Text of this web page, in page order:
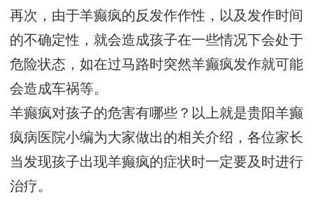
再次，由于羊癫疯的反发作作性，以及发作时间
的不确定性，就会造成孩子在一些情况下会处于
危险状态，如在过马路时突然羊癫疯发作就可能
会造成车祸等。
羊癫疯对孩子的危害有哪些？以上就是贵阳羊癫
疯病医院小编为大家做出的相关介绍，各位家长
当发现孩子出现羊癫疯的症状时一定要及时进行
治疗。